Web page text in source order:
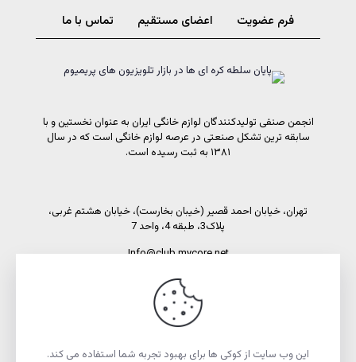
فرم عضویت اعضای مستقیم تماس با ما
انجمن صنفی تولیدکنندگان لوازم خانگی ایران به عنوان نخستین و با
سابقه ترین تشکل صنعتی در عرصه لوازم خانگی است که در سال
۱۳۸۱ به ثبت رسیده است.
تهران، خیابان احمد قصیر (خیبان بخارست)، خیابان هشتم غربی،
پلاک3، طبقه 4، واحد 7
Info@club.mycore.net
شماره تماس: 02191089450
شماره فاکس: 02188521269
این وب سایت از کوکی ها برای بهبود تجربه شما استفاده می کند.